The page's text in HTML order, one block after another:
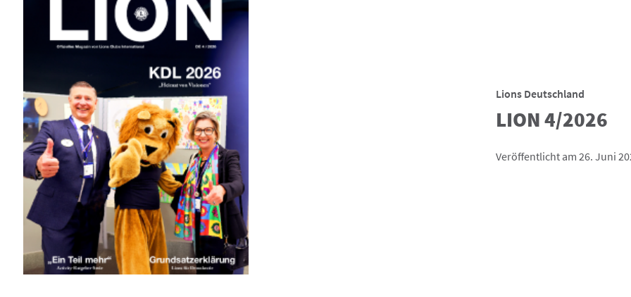
Lions Deutschland
LION 4/2026
Veröffentlicht am 26. Juni